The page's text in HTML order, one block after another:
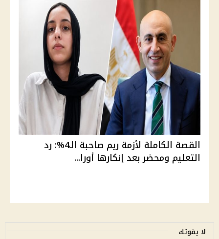
القصة الكاملة لأزمة ريم صاحبة الـ4%: رد
التعليم ومحضر بعد إنكارها أورا...
لا يفوتك